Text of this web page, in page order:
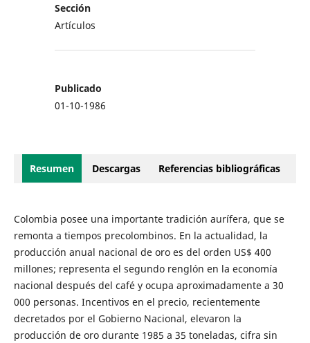
Sección
Artículos
Publicado
01-10-1986
Resumen Descargas Referencias bibliográficas
Colombia posee una importante tradición aurífera, que se
remonta a tiempos precolombinos. En la actualidad, la
producción anual nacional de oro es del orden US$ 400
millones; representa el segundo renglón en la economía
nacional después del café y ocupa aproximadamente a 30
000 personas. Incentivos en el precio, recientemente
decretados por el Gobierno Nacional, elevaron la
producción de oro durante 1985 a 35 toneladas, cifra sin